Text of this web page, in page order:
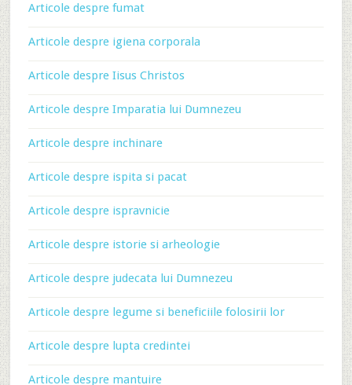
Articole despre fumat
Articole despre igiena corporala
Articole despre Iisus Christos
Articole despre Imparatia lui Dumnezeu
Articole despre inchinare
Articole despre ispita si pacat
Articole despre ispravnicie
Articole despre istorie si arheologie
Articole despre judecata lui Dumnezeu
Articole despre legume si beneficiile folosirii lor
Articole despre lupta credintei
Articole despre mantuire